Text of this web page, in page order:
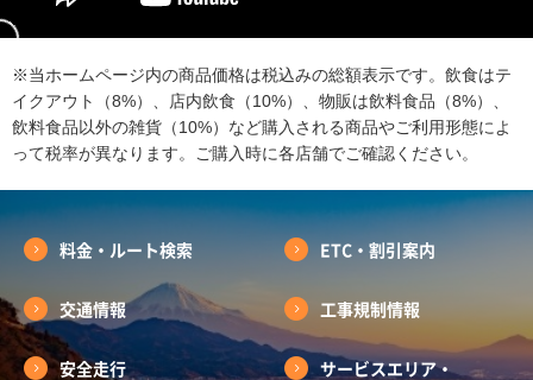
※当ホームページ内の商品価格は税込みの総額表示です。飲食はテ
イクアウト（8%）、店内飲食（10%）、物販は飲料食品（8%）、
飲料食品以外の雑貨（10%）など購入される商品やご利用形態によ
って税率が異なります。ご購入時に各店舗でご確認ください。
料金・ルート検索 ETC・割引案内
交通情報 工事規制情報
安全走行
サービスエリア・